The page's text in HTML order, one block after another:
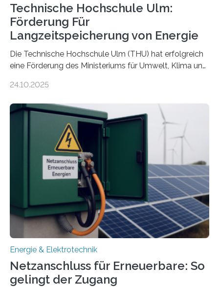
Technische Hochschule Ulm:
Förderung Für
Langzeitspeicherung von Energie
Die Technische Hochschule Ulm (THU) hat erfolgreich
eine Förderung des Ministeriums für Umwelt, Klima und
Forschungsprojekt „LAGER – Langzeitspeicherung in
Quartieren“ eingeworben. Ziel des Projekts ist die
Entwicklung, Erprobung und Demonstration von
Konzepten zur langfristigen Energiespeicherung in
sektorübergreifend vernetzten Energiesystemen. Das
Projekt startete am 15. Oktober 2025, hat eine Laufzeit
von drei Jahren und ein Gesamtvolumen von rund 2,9
Millionen Euro, wovon 2,6 Millionen Euro durch das
Ministerium für Umwelt, Klima und…
24.10.2025
Energie & Elektrotechnik
Netzanschluss für Erneuerbare: So
gelingt der Zugang